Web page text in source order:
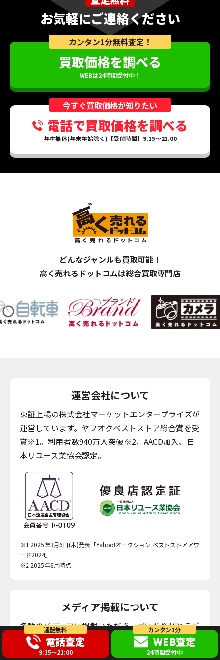
通話無料
電話査定
9:15～21:00
カンタン1分
WEB査定
24時間受付中
お気軽にご連絡ください
カンタン1分無料査定！
買取価格を調べる
WEBは24時間受付中！
今すぐ買取価格が知りたい
電話で買取価格を調べる
年中無休(年末年始除く)【受付時間】9:15～21:00
どんなジャンルも買取可能！
高く売れるドットコムは総合買取専門店
運営会社について
東証上場の株式会社マーケットエンタープライズが
運営しています。ヤフオクベストストア総合賞を受
賞※1。利用者数940万人突破※2、AACD加入、日
本リユース業協会認定。
※1 2025年3月6日(木)発表「Yahoo!オークション ベストストアアワ
ード2024」
※2 2025年6月時点
メディア掲載について
多数のメディアに掲載いただき、誠にありがとうご
ざいます。取材にご協力いただいた皆様、各媒体の
関係者の皆様に深く感謝申し上げます。